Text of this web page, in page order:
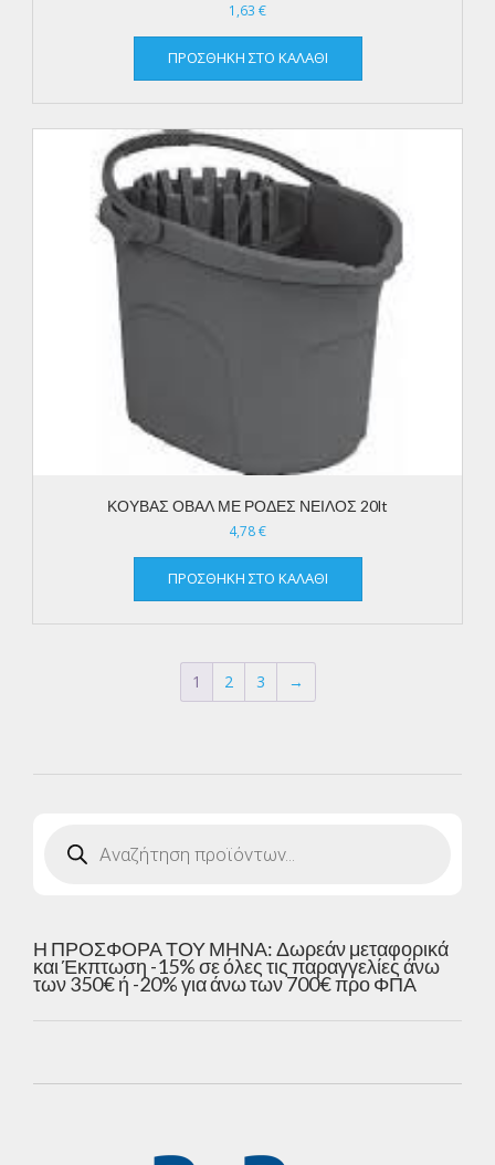
1,63 €
ΠΡΟΣΘΉΚΗ ΣΤΟ ΚΑΛΆΘΙ
ΚΟΥΒΑΣ ΟΒΑΛ ΜΕ ΡΟΔΕΣ ΝΕΙΛΟΣ 20lt
4,78€
ΠΡΟΣΘΉΚΗ ΣΤΟ ΚΑΛΆΘΙ
1 2 3 →
search
Η ΠΡΟΣΦΟΡΑ ΤΟΥ ΜΗΝΑ: Δωρεάν μεταφορικά
και Έκπτωση -15% σε όλες τις παραγγελίες άνω
των 350€ ή -20% για άνω των 700€ προ ΦΠΑ